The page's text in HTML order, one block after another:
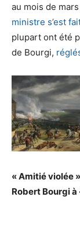
au mois de
ministre s’est
plupart ont été
de Bourgi,
« Amitié violée
Robert Bourgi à